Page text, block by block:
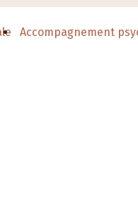
Accompagnement